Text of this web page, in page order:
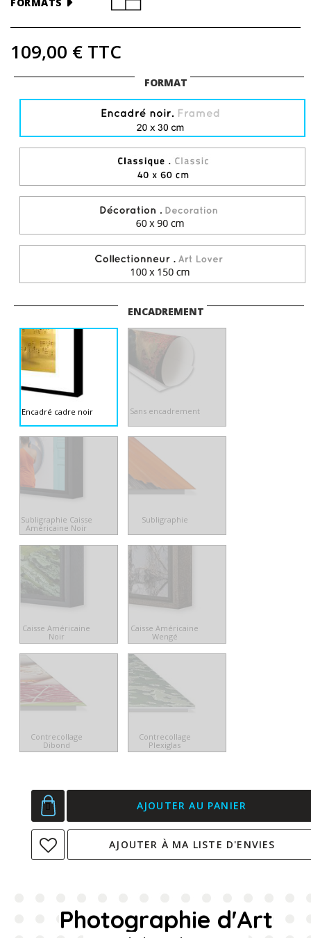
109,00 € TTC
FORMAT
ENCADREMENT
Encadré cadre noir Sans encadrement
Subligraphie Caisse
Américaine Noir
Subligraphie
Caisse Américaine
Noir
Caisse Américaine
Wengé
Contrecollage
Dibond
Contrecollage
Plexiglas
AJOUTER AU PANIER
AJOUTER À MA LISTE D'ENVIES
Photographie d'Art